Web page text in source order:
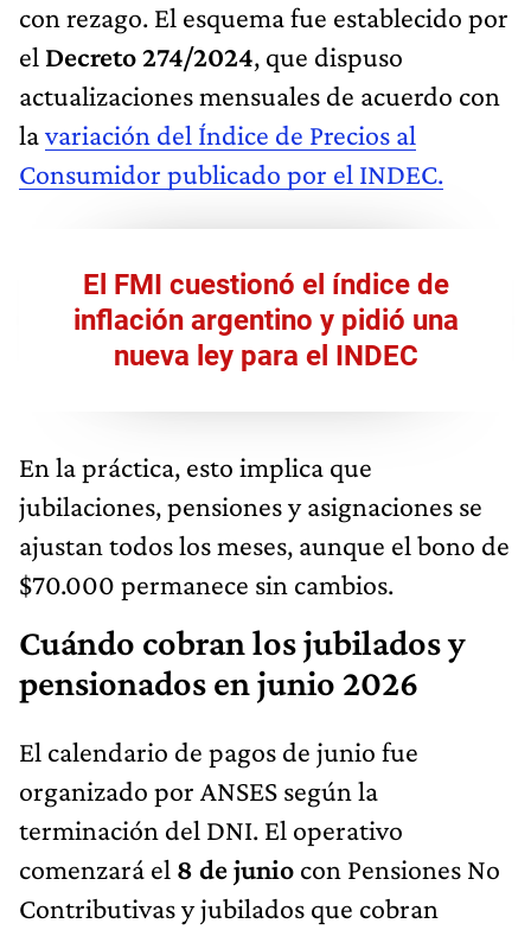
con rezago. El esquema fue establecido por
el Decreto 274/2024, que dispuso
actualizaciones mensuales de acuerdo con
lavariación del Índice de Precios al
Consumidor publicado por el INDEC.
El FMI cuestionó el índice de
inflación argentino y pidió una
nueva ley para el INDEC
En la práctica, esto implica que
jubilaciones, pensiones y asignaciones se
ajustan todos los meses, aunque el bono de
$70.000 permanece sin cambios.
Cuándo cobran los jubilados y
pensionados en junio 2026
El calendario de pagos de junio fue
organizado por ANSES según la
terminación del DNI. El operativo
comenzará el 8 de junio con Pensiones No
Contributivas y jubilados que cobran